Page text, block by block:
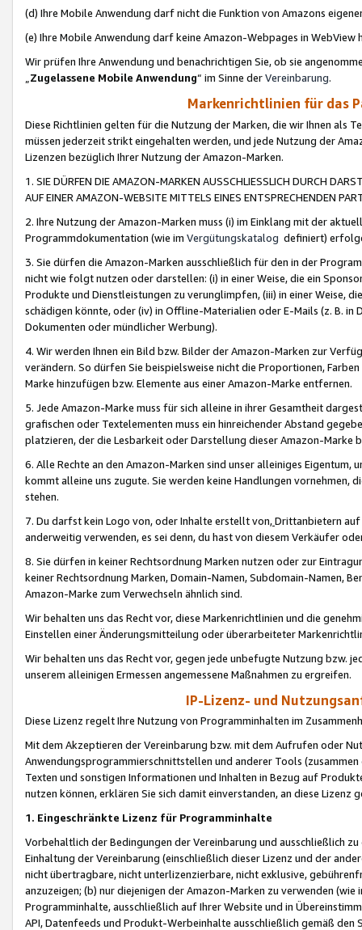
(d) Ihre Mobile Anwendung darf nicht die Funktion von Amazons
(e) Ihre Mobile Anwendung darf keine Amazon-Webpages in WebView
Wir prüfen Ihre Anwendung und benachrichtigen Sie, ob sie
„Zugelassene Mobile Anwendung“ im Sinne derVereinbarung.
Markenrichtlinien für das
Diese Richtlinien gelten für die Nutzung der Marken, die wir Ihnen als
müssen jederzeit strikt eingehalten werden, und jede Nutzung der
Lizenzen bezüglich Ihrer Nutzung der Amazon-Marken.
1. SIE DÜRFEN DIE AMAZON-MARKEN AUSSCHLIESSLICH DURCH
AUF EINER AMAZON-WEBSITE MITTELS EINES ENTSPRECHENDEN
2. Ihre Nutzung der Amazon-Marken muss (i) im Einklang mit der
Programmdokumentation (wie im Vergütungskatalog definiert)
3. Sie dürfen die Amazon-Marken ausschließlich für den in der
nicht wie folgt nutzen oder darstellen: (i) in einer Weise, die ein
Produkte und Dienstleistungen zu verunglimpfen, (iii) in einer Weise,
schädigen könnte, oder (iv) in Offline-Materialien oder E-Mails (z. B. in
Dokumenten oder mündlicher Werbung).
4. Wir werden Ihnen ein Bild bzw. Bilder der Amazon-Marken zur
verändern. So dürfen Sie beispielsweise nicht die Proportionen,
Marke hinzufügen bzw. Elemente aus einer Amazon-Marke entfernen.
5. Jede Amazon-Marke muss für sich alleine in ihrer Gesamtheit
grafischen oder Textelementen muss ein hinreichender Abstand
platzieren, der die Lesbarkeit oder Darstellung dieser Amazon-Marke
6. Alle Rechte an den Amazon-Marken sind unser alleiniges
kommt alleine uns zugute. Sie werden keine Handlungen vornehmen,
stehen.
7. Du darfst kein Logo von, oder Inhalte erstellt von,Drittanbietern auf
anderweitig verwenden, es sei denn, du hast von diesem Verkäufer
8. Sie dürfen in keiner Rechtsordnung Marken nutzen oder zur
keiner Rechtsordnung Marken, Domain-Namen, Subdomain-Namen,
Amazon-Marke zum Verwechseln ähnlich sind.
Wir behalten uns das Recht vor, diese Markenrichtlinien und die
Einstellen einer Änderungsmitteilung oder überarbeiteter
Wir behalten uns das Recht vor, gegen jede unbefugte Nutzung bzw.
unserem alleinigen Ermessen angemessene Maßnahmen zu ergreifen.
IP-Lizenz- und
Diese Lizenz regelt Ihre Nutzung von Programminhalten im
Mit dem Akzeptieren der Vereinbarung bzw. mit dem Aufrufen oder
Anwendungsprogrammierschnittstellen und anderer Tools (zusammen
Texten und sonstigen Informationen und Inhalten in Bezug auf
nutzen können, erklären Sie sich damit einverstanden, an diese Lizenz
1. Eingeschränkte Lizenz für Programminhalte
Vorbehaltlich der Bedingungen der Vereinbarung und ausschließlich
Einhaltung der Vereinbarung (einschließlich dieser Lizenz und der
nicht übertragbare, nicht unterlizenzierbare, nicht exklusive,
anzuzeigen; (b) nur diejenigen der Amazon-Marken zu verwenden
Programminhalte, ausschließlich auf Ihrer Website und in
API, Datenfeeds und Produkt-Werbeinhalte ausschließlich gemäß